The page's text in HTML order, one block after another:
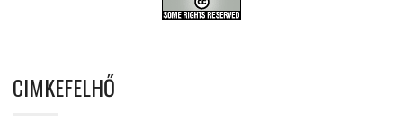
CIMKEFELHŐ